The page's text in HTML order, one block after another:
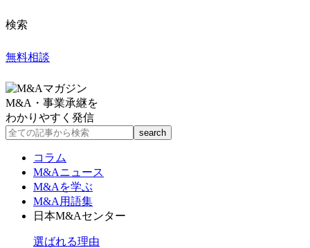
検索
無料相談
M&A・事業承継を
わかりやすく発信
コラム
M&Aニュース
M&Aを学ぶ
M&A用語集
日本M&Aセンター
選ばれる理由